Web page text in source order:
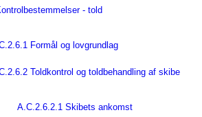
- told
Formål og lovgrundlag
Toldkontrol og toldbehandling af skibe
A.C.2.6.2.1 Skibets ankomst